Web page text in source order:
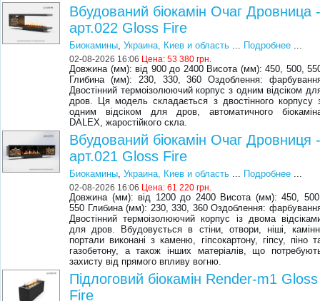
Вбудований біокамін Очаг Дровница
арт.022 Gloss Fire
Биокамины,Украина, Киев и область ... Подробнее ...
02-08-2026 16:06 Цена:53 380 грн.
Довжина (мм): від 900 до 2400 Висота (мм): 450, 500,
Глибина (мм): 230, 330, 360 Оздоблення:
Двостінний термоізолюючий корпус з одним відсіком
дров. Ця модель складається з двостінного корпусу
одним відсіком для дров, автоматичного
DALEX, жаростійкого скла.
Вбудований біокамін Очаг Дровниця
арт.021 Gloss Fire
Биокамины,Украина, Киев и область ... Подробнее ...
02-08-2026 16:06 Цена:61 220 грн.
Довжина (мм): від 1200 до 2400 Висота (мм): 450,
550 Глибина (мм): 230, 330, 360 Оздоблення:
Двостінний термоізолюючий корпус із двома
для дров. Вбудовується в стіни, отвори, ніші,
портали виконані з каменю, гіпсокартону, гіпсу, піно
газобетону, а також інших матеріалів, що
захисту від прямого впливу вогню.
Підлоговий біокамін Render-m1 Gloss
Fire